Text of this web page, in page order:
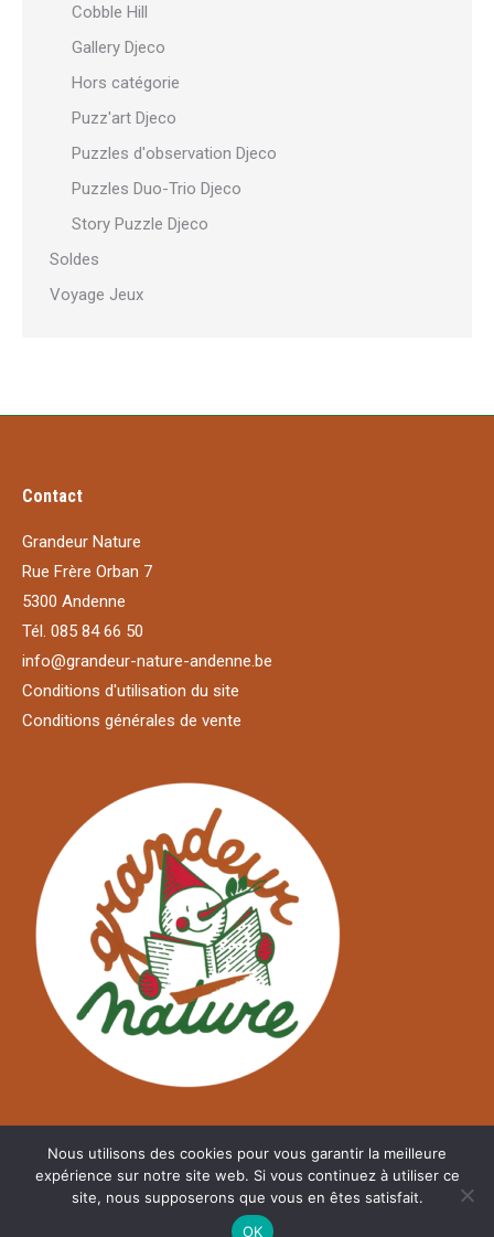
Cobble Hill
Gallery Djeco
Hors catégorie
Puzz'art Djeco
Puzzles d'observation Djeco
Puzzles Duo-Trio Djeco
Story Puzzle Djeco
Soldes
Voyage Jeux
Contact
Grandeur Nature
Rue Frère Orban 7
5300 Andenne
Tél. 085 84 66 50
info@grandeur-nature-andenne.be
Conditions d'utilisation du site
Conditions générales de vente
A2NM.COM
Nous utilisons des cookies pour vous garantir la meilleure
expérience sur notre site web. Si vous continuez à utiliser ce
site, nous supposerons que vous en êtes satisfait.
OK